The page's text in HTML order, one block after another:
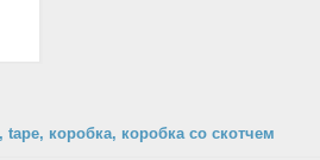
коробка, коробка со скотчем